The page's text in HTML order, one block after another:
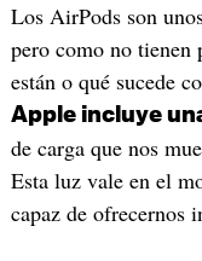
Los AirPods son
pero como no tienen
están o qué sucede
Apple incluye
de carga que nos
Esta luz vale en el
capaz de ofrecernos